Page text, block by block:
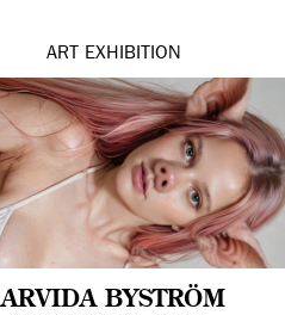
ART EXHIBITION
ARVIDA BYSTRÖM